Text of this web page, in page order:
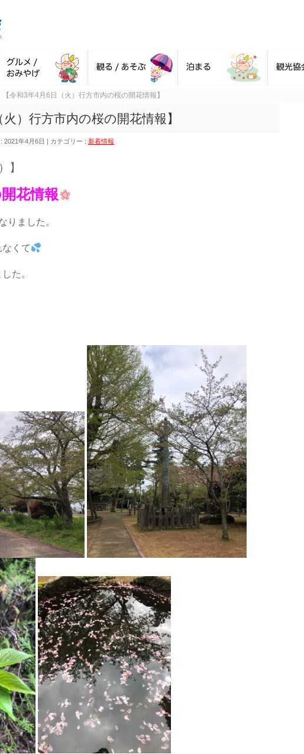
【令和3年4月6日（火）行方市内の桜の開花情報】
火）行方市内の桜の開花情報】
2021年4月6日 カテゴリー : 新着情報
】
花情報
りました。
くて
た。